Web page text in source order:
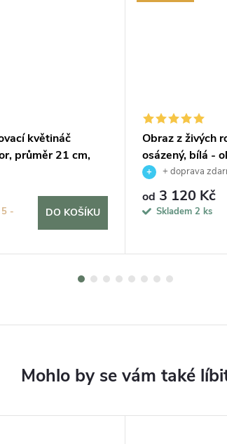
květináč
průměr 21 cm,
5 -
DO KOŠÍKU
Obraz z živých
osázený, bílá -
+ doprava
od 3 120 Kč
Skladem 2 ks